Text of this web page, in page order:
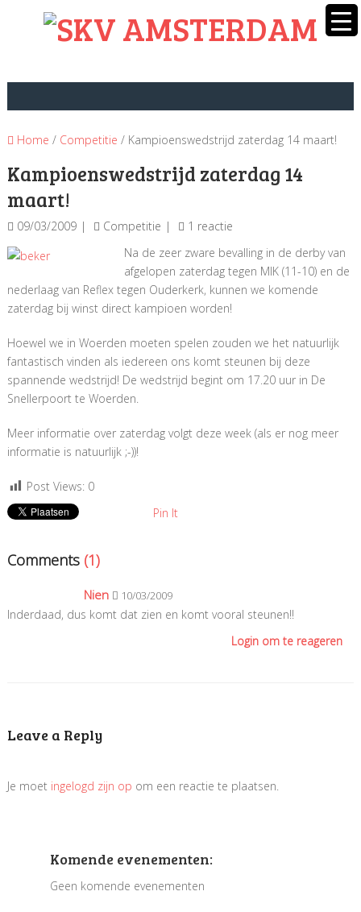
Home / Competitie / Kampioenswedstrijd zaterdag 14 maart!
Kampioenswedstrijd zaterdag 14
maart!
09/03/2009 Competitie
1 reactie
Na de zeer zware bevalling in de derby van
afgelopen zaterdag tegen MIK (11-10) en de
nederlaag van Reflex tegen Ouderkerk, kunnen we komende
zaterdag bij winst direct kampioen worden!
Hoewel we in Woerden moeten spelen zouden we het natuurlijk
fantastisch vinden als iedereen ons komt steunen bij deze
spannende wedstrijd! De wedstrijd begint om 17.20 uur in De
Snellerpoort te Woerden.
Meer informatie over zaterdag volgt deze week (als er nog meer
informatie is natuurlijk ;-))!
Post Views: 0
Pin It
Comments (1)
Nien 10/03/2009
Inderdaad, dus komt dat zien en komt vooral steunen!!
Login om te reageren
Leave a Reply
Je moet ingelogd zijn op om een reactie te plaatsen.
Komende evenementen:
Geen komende evenementen